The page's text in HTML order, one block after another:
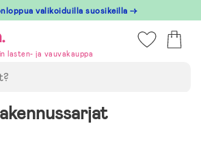
valikoiduilla suosikeilla →
lasten- ja vauvakauppa